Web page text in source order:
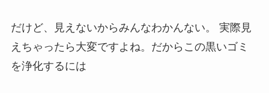
だけど、見えないからみんなわかんない。 実際見
えちゃったら大変ですよね。だからこの黒いゴミ
を浄化するには